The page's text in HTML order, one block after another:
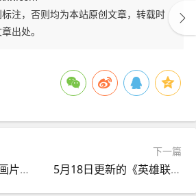
注，否则均为本站原创文章，转载时
出处。
麻将×JK，原创TV动画片《碰之道》制作决定，2024年1月播出,综合
下一篇
5月18日更新的《英雄联盟LOL》13.10版游戏进不去对局怎么解决,八卦杂谈